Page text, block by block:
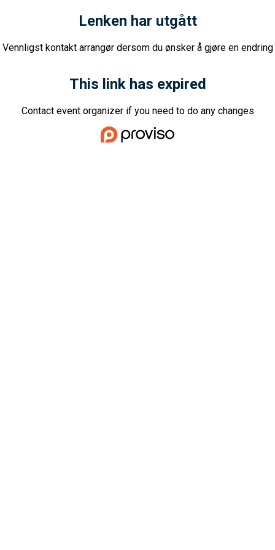
Lenken har utgått
Vennligst kontakt arrangør dersom du ønsker å gjøre en endring
This link has expired
Contact event organizer if you need to do any changes